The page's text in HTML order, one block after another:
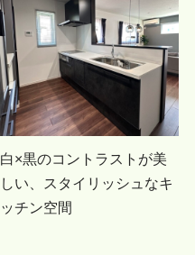
白×黒のコントラストが美
しい、スタイリッシュなキ
ッチン空間